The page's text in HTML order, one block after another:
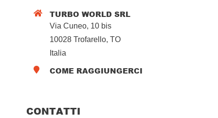
 TURBO WORLD SRL
Via Cuneo, 10 bis
10028 Trofarello, TO
Italia
 COME RAGGIUNGERCI
CONTATTI